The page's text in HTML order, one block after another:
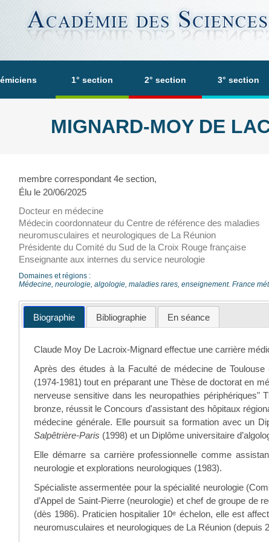
1° section 2° section 3° section
MIGNARD-MOY DE
membre correspondant 4e section,
Élu le 20/06/2025
Docteur en médecine
Médecin coordonnateur du Centre de référence des maladies
neuromusculaires et neurologiques de La Réunion
Présidente du Comité du Sud de la Croix Rouge française
Enseignante aux internes du service neurologie
Domaines et régions :
Médecine, neurologie, algologie, maladies rares, enseignement. France
Biographie Bibliographie En séance
Claude Moy De Lacroix-Mignard effectue une carrière
Après des études à la Faculté de médecine de
(1974-1981) tout en préparant une Thèse de doctorat en
nerveuse sensitive dans les neuropathies périphériques"
bronze, réussit le Concours d'assistant des hôpitaux
médecine générale. Elle poursuit sa formation avec un
Salpêtrière-Paris (1998) et un Diplôme universitaire
Elle démarre sa carrière professionnelle comme
neurologie et explorations neurologiques (1983).
Spécialiste assermentée pour la spécialité neurologie
d’Appel de Saint-Pierre (neurologie) et chef de groupe
(dès 1986). Praticien hospitalier 10e échelon, elle est
neuromusculaires et neurologiques de La Réunion (depuis